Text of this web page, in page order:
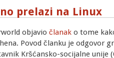
prelazi na Linux
objaviočlanak o tome
Povod članku je odgovor
Kršćansko-socijalne unije